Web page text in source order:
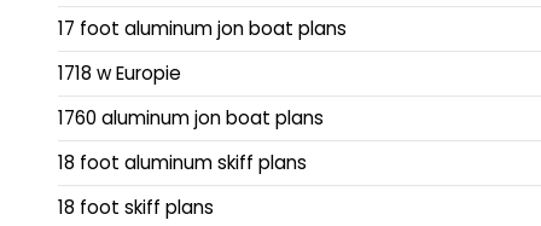
17 foot aluminum jon boat plans
1718 w Europie
1760 aluminum jon boat plans
18 foot aluminum skiff plans
18 foot skiff plans